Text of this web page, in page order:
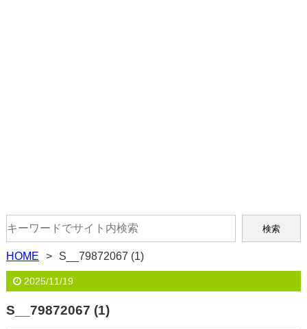
HOME S__79872067 (1)
2025/11/19
S__79872067 (1)